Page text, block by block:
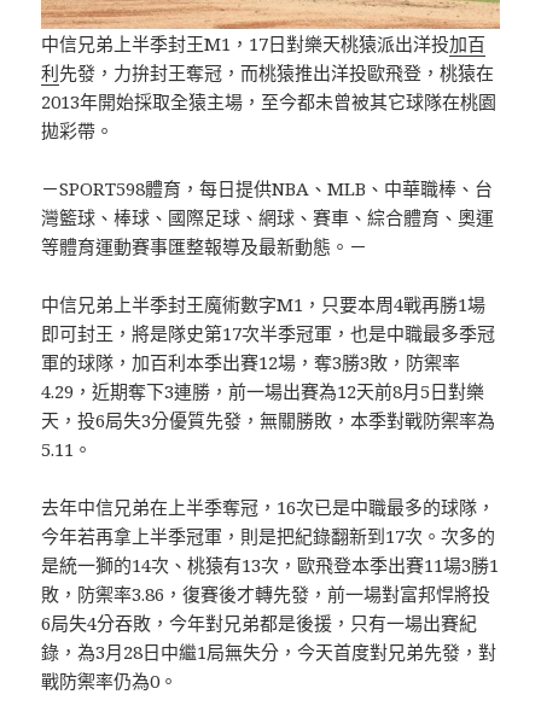
中信兄弟上半季封王M1，17日對樂天桃猿派出洋投加百
利先發，力拚封王奪冠，而桃猿推出洋投歐飛登，桃猿在
2013年開始採取全猿主場，至今都未曾被其它球隊在桃園
拋彩帶。
－SPORT598體育，每日提供NBA、MLB、中華職棒、台
灣籃球、棒球、國際足球、網球、賽車、綜合體育、奧運
等體育運動賽事匯整報導及最新動態。－
中信兄弟上半季封王魔術數字M1，只要本周4戰再勝1場
即可封王，將是隊史第17次半季冠軍，也是中職最多季冠
軍的球隊，加百利本季出賽12場，奪3勝3敗，防禦率
4.29，近期奪下3連勝，前一場出賽為12天前8月5日對樂
天，投6局失3分優質先發，無關勝敗，本季對戰防禦率為
5.11。
去年中信兄弟在上半季奪冠，16次已是中職最多的球隊，
今年若再拿上半季冠軍，則是把紀錄翻新到17次。次多的
是統一獅的14次、桃猿有13次，歐飛登本季出賽11場3勝1
敗，防禦率3.86，復賽後才轉先發，前一場對富邦悍將投
6局失4分吞敗，今年對兄弟都是後援，只有一場出賽紀
錄，為3月28日中繼1局無失分，今天首度對兄弟先發，對
戰防禦率仍為0。